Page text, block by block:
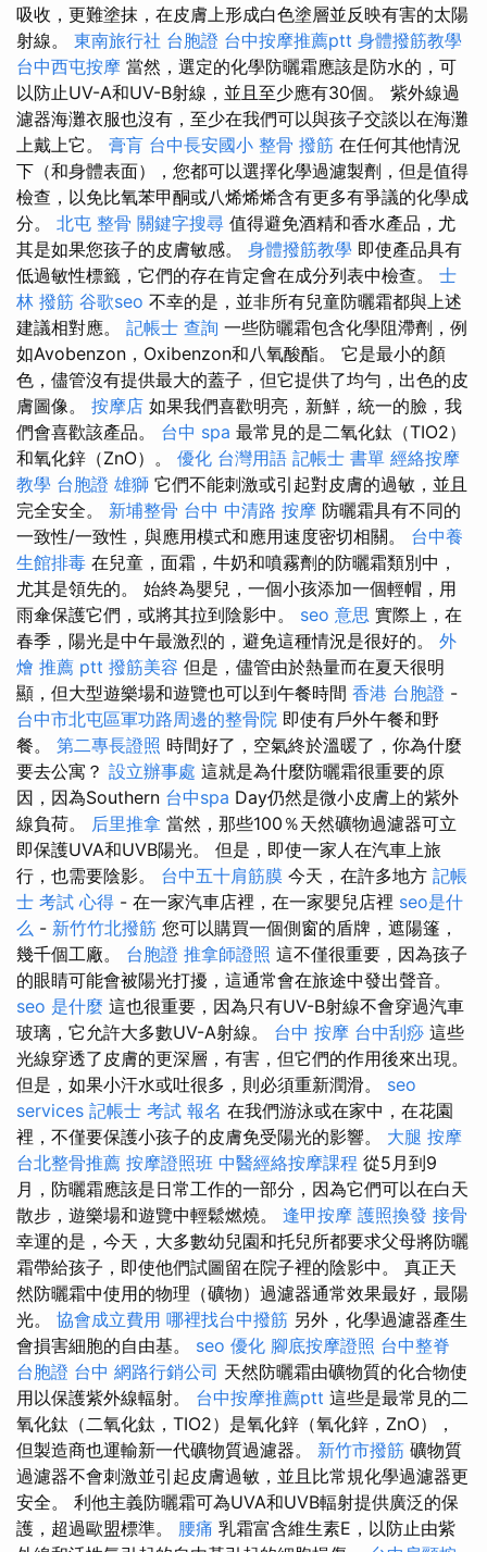
吸收，更難塗抹，在皮膚上形成白色塗層並反映有害的太陽
射線。 東南旅行社 台胞證 台中按摩推薦ptt 身體撥筋教學
台中西屯按摩 當然，選定的化學防曬霜應該是防水的，可
以防止UV-A和UV-B射線，並且至少應有30個。 紫外線過
濾器海灘衣服也沒有，至少在我們可以與孩子交談以在海灘
上戴上它。 膏肓 台中長安國小 整骨 撥筋 在任何其他情況
下（和身體表面），您都可以選擇化學過濾製劑，但是值得
檢查，以免比氧苯甲酮或八烯烯烯含有更多有爭議的化學成
分。 北屯 整骨 關鍵字搜尋 值得避免酒精和香水產品，尤
其是如果您孩子的皮膚敏感。 身體撥筋教學 即使產品具有
低過敏性標籤，它們的存在肯定會在成分列表中檢查。 士
林 撥筋 谷歌seo 不幸的是，並非所有兒童防曬霜都與上述
建議相對應。 記帳士 查詢 一些防曬霜包含化學阻滯劑，例
如Avobenzon，Oxibenzon和八氧酸酯。 它是最小的顏
色，儘管沒有提供最大的蓋子，但它提供了均勻，出色的皮
膚圖像。 按摩店 如果我們喜歡明亮，新鮮，統一的臉，我
們會喜歡該產品。 台中 spa 最常見的是二氧化鈦（TIO2）
和氧化鋅（ZnO）。 優化 台灣用語 記帳士 書單 經絡按摩
教學 台胞證 雄獅 它們不能刺激或引起對皮膚的過敏，並且
完全安全。 新埔整骨 台中 中清路 按摩 防曬霜具有不同的
一致性/一致性，與應用模式和應用速度密切相關。 台中養
生館排毒 在兒童，面霜，牛奶和噴霧劑的防曬霜類別中，
尤其是領先的。 始終為嬰兒，一個小孩添加一個輕帽，用
雨傘保護它們，或將其拉到陰影中。 seo 意思 實際上，在
春季，陽光是中午最激烈的，避免這種情況是很好的。 外
燴 推薦 ptt 撥筋美容 但是，儘管由於熱量而在夏天很明
顯，但大型遊樂場和遊覽也可以到午餐時間 香港 台胞證 -
台中市北屯區軍功路周邊的整骨院 即使有戶外午餐和野
餐。 第二專長證照 時間好了，空氣終於溫暖了，你為什麼
要去公寓？ 設立辦事處 這就是為什麼防曬霜很重要的原
因，因為Southern 台中spa Day仍然是微小皮膚上的紫外
線負荷。 后里推拿 當然，那些100％天然礦物過濾器可立
即保護UVA和UVB陽光。 但是，即使一家人在汽車上旅
行，也需要陰影。 台中五十肩筋膜 今天，在許多地方 記帳
士 考試 心得 - 在一家汽車店裡，在一家嬰兒店裡 seo是什
么 - 新竹竹北撥筋 您可以購買一個側窗的盾牌，遮陽篷，
幾千個工廠。 台胞證 推拿師證照 這不僅很重要，因為孩子
的眼睛可能會被陽光打擾，這通常會在旅途中發出聲音。
seo 是什麼 這也很重要，因為只有UV-B射線不會穿過汽車
玻璃，它允許大多數UV-A射線。 台中 按摩 台中刮痧 這些
光線穿透了皮膚的更深層，有害，但它們的作用後來出現。
但是，如果小汗水或吐很多，則必須重新潤滑。 seo
services 記帳士 考試 報名 在我們游泳或在家中，在花園
裡，不僅要保護小孩子的皮膚免受陽光的影響。 大腿 按摩
台北整骨推薦 按摩證照班 中醫經絡按摩課程 從5月到9
月，防曬霜應該是日常工作的一部分，因為它們可以在白天
散步，遊樂場和遊覽中輕鬆燃燒。 逢甲按摩 護照換發 接骨
幸運的是，今天，大多數幼兒園和托兒所都要求父母將防曬
霜帶給孩子，即使他們試圖留在院子裡的陰影中。 真正天
然防曬霜中使用的物理（礦物）過濾器通常效果最好，最陽
光。 協會成立費用 哪裡找台中撥筋 另外，化學過濾器產生
會損害細胞的自由基。 seo 優化 腳底按摩證照 台中整脊
台胞證 台中 網路行銷公司 天然防曬霜由礦物質的化合物使
用以保護紫外線輻射。 台中按摩推薦ptt 這些是最常見的二
氧化鈦（二氧化鈦，TIO2）是氧化鋅（氧化鋅，ZnO），
但製造商也運輸新一代礦物質過濾器。 新竹市撥筋 礦物質
過濾器不會刺激並引起皮膚過敏，並且比常規化學過濾器更
安全。 利他主義防曬霜可為UVA和UVB輻射提供廣泛的保
護，超過歐盟標準。 腰痛 乳霜富含維生素E，以防止由紫